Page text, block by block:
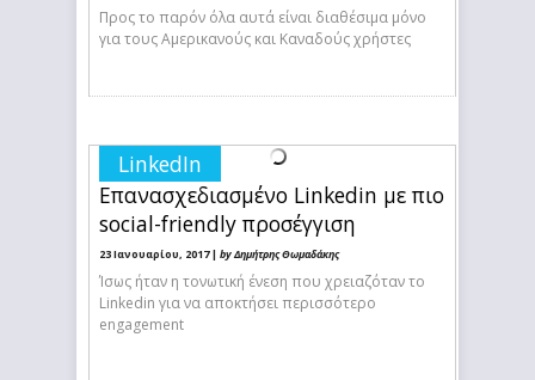
Προς το παρόν όλα αυτά είναι διαθέσιμα μόνο
για τους Αμερικανούς και Καναδούς χρήστες
LinkedIn
Επανασχεδιασμένο Linkedin με πιο
social-friendly προσέγγιση
23 Ιανουαρίου, 2017 | by Δημήτρης Θωμαδάκης
Ίσως ήταν η τονωτική ένεση που χρειαζόταν το
Linkedin για να αποκτήσει περισσότερο
engagement